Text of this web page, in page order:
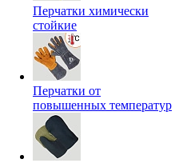
Перчатки химически
стойкие
Перчатки от
повышенных температур